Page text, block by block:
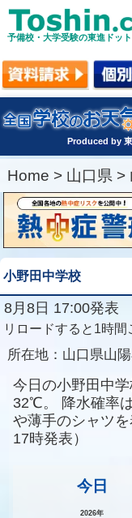
予備校・大学受験の東進ドッ
Produced by
Home > 山口県 >
小野田中学校
8月8日 17:00発表
リロードすると1時間
所在地： 山口県山
今日の小野田中
32℃。
降水確率
や薄手のシャツ
17時発表）
今日
2026年